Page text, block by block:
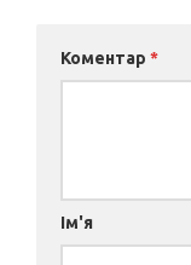
Коментар *
Ім'я